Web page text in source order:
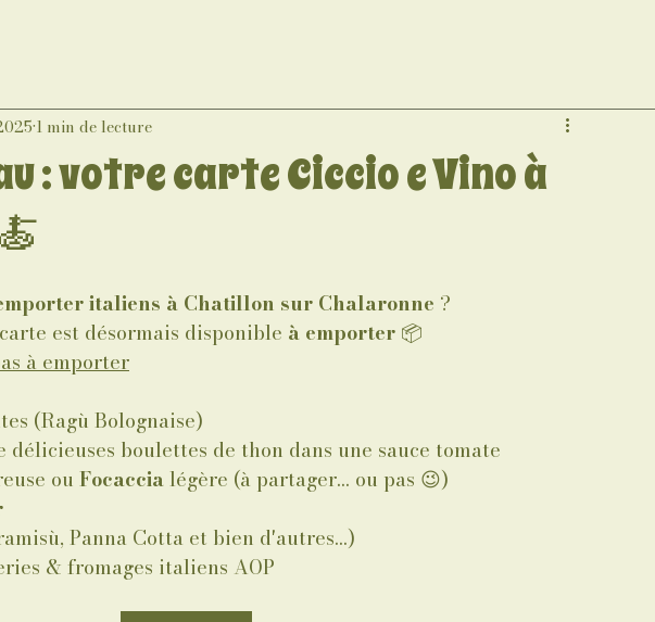
: votre carte Ciccio e Vino à
1 min de lecture
italiens à Chatillon sur Chalaronne ?
est désormais disponible à emporter 📦
à emporter
(Ragù Bolognaise)
délicieuses boulettes de thon dans une sauce tomate
ou Focaccia légère (à partager… ou pas 😉)
Panna Cotta et bien d'autres…)
& fromages italiens AOP